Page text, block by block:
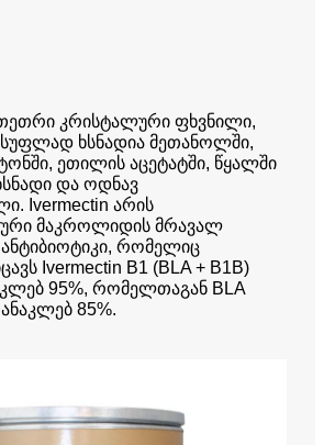
კრისტალური ფხვნილი,
ხსნადია მეთანოლში,
ეთილის აცეტატში, წყალში
და ოდნავ
Ivermectin არის
მაკროლიდის მრავალ
ანტიბიოტიკი, რომელიც
Ivermectin B1 (BLA + B1B)
95%, რომელთაგან BLA
85%.